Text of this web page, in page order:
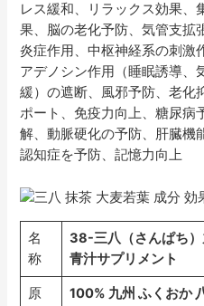
レス緩和、リラックス効果、
果、脳の老化予防、気管支拡
炎症作用、中枢神経系の刺激
アデノシン作用（睡眠誘導、
緩）の遮断、風邪予防、老化
ポート、免疫力向上、糖尿病
解、動脈硬化の予防、肝臓機
認知症を予防、記憶力向上
名
称
38-三八（さんぱち
青汁サプリメント
原 100% 九州 ふくおか